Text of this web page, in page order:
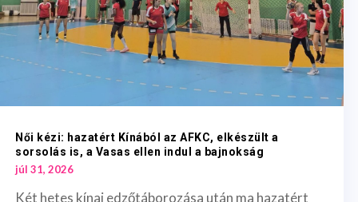
Női kézi: hazatért Kínából az AFKC, elkészült a
sorsolás is, a Vasas ellen indul a bajnokság
júl 31, 2026
Két hetes kínai edzőtáborozása után ma hazatért